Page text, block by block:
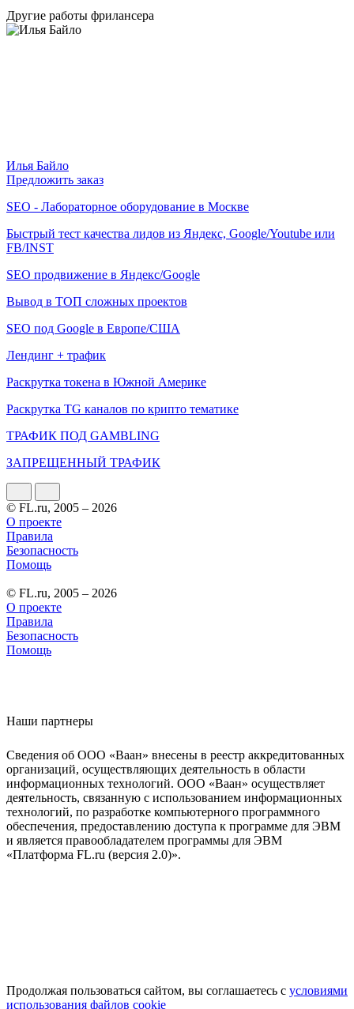
Другие работы фрилансера
Илья Байло
Предложить заказ
SEO - Лабораторное оборудование в Москве
Быстрый тест качества лидов из Яндекс, Google/Youtube или
FB/INST
SEO продвижение в Яндекс/Google
Вывод в ТОП сложных проектов
SEO под Google в Европе/США
Лендинг + трафик
Раскрутка токена в Южной Америке
Раскрутка TG каналов по крипто тематике
ТРАФИК ПОД GAMBLING
ЗАПРЕЩЕННЫЙ ТРАФИК
© FL.ru, 2005 – 2026
О проекте
Правила
Безопасность
Помощь
© FL.ru, 2005 – 2026
О проекте
Правила
Безопасность
Помощь
Наши партнеры
Сведения об ООО «Ваан» внесены в реестр аккредитованных
организаций, осуществляющих деятельность в области
информационных технологий. ООО «Ваан» осуществляет
деятельность, связанную с использованием информационных
технологий, по разработке компьютерного программного
обеспечения, предоставлению доступа к программе для ЭВМ
и является правообладателем программы для ЭВМ
«Платформа FL.ru (версия 2.0)».
Продолжая пользоваться сайтом, вы соглашаетесь с условиями
использования файлов cookie